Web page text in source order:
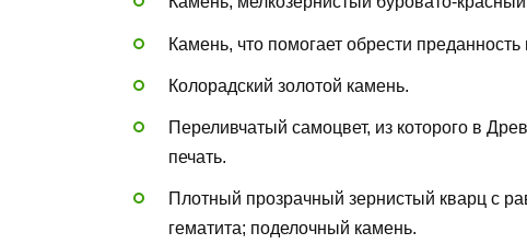
Камень, что помогает обрести
Колорадский золотой камень.
Переливчатый самоцвет, из которого в
печать.
Плотный прозрачный зернистый кварц с
гематита; поделочный камень.